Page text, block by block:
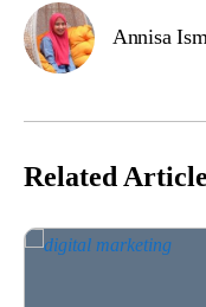
Annisa
Related